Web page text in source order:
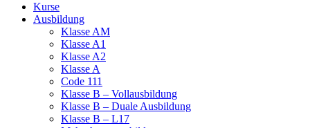
Kurse
Ausbildung
Klasse AM
Klasse A1
Klasse A2
Klasse A
Code 111
Klasse B – Vollausbildung
Klasse B – Duale Ausbildung
Klasse B – L17